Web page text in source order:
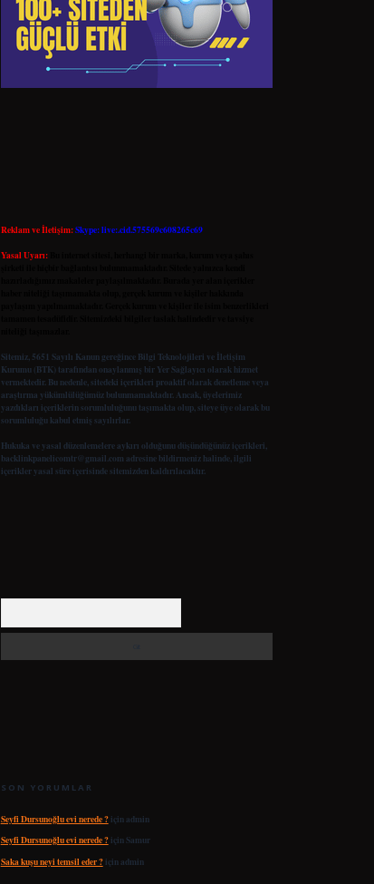
Reklam ve İletişim:Skype: live:.cid.575569c608265c69
Yasal Uyarı:
Sitemiz, 5651 Sayılı Kanun gereğince Bilgi Teknolojileri ve İletişim
Kurumu (BTK) tarafından onaylanmış bir Yer Sağlayıcı olarak hizmet
vermektedir. Bu nedenle, sitedeki içerikleri proaktif olarak denetleme veya
araştırma yükümlülüğümüz bulunmamaktadır. Ancak, üyelerimiz
yazdıkları içeriklerin sorumluluğunu taşımakta olup, siteye üye olarak bu
sorumluluğu kabul etmiş sayılırlar.
Hukuka ve yasal düzenlemelere aykırı olduğunu düşündüğünüz içerikleri,
backlinkpanelicomtr@gmail.com adresine bildirmeniz halinde, ilgili
içerikler yasal süre içerisinde sitemizden kaldırılacaktır.
SON YORUMLAR
Seyfi Dursunoğlu evi nerede ?içinadmin
Seyfi Dursunoğlu evi nerede ?içinSamur
Saka kuşu neyi temsil eder ?içinadmin